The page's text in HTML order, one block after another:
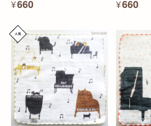
¥660 ¥660